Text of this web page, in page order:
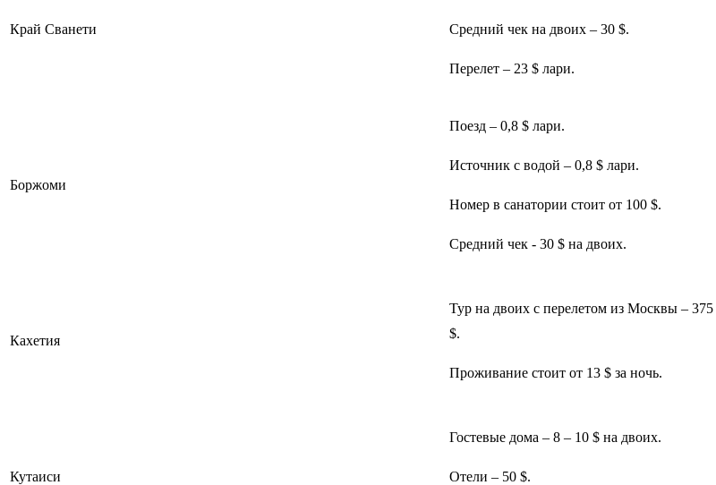
Край Сванети Средний чек на двоих – 30 $.
Перелет – 23 $ лари.
Боржоми
Поезд – 0,8 $ лари.
Источник с водой – 0,8 $ лари.
Номер в санатории стоит от 100 $.
Средний чек - 30 $ на двоих.
Кахетия
Тур на двоих с перелетом из Москвы – 375
$.
Проживание стоит от 13 $ за ночь.
Кутаиси
Гостевые дома – 8 – 10 $ на двоих.
Отели – 50 $.